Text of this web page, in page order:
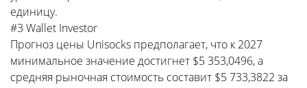
единицу.
#3 Wallet Investor
Прогноз цены Unisocks предполагает, что к 2027
минимальное значение достигнет $5 353,0496, а
средняя рыночная стоимость составит $5 733,3822 за